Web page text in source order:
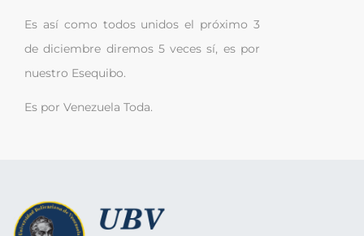
Es así como todos unidos el próximo 3
de diciembre diremos 5 veces sí, es por
nuestro Esequibo.
Es por Venezuela Toda.